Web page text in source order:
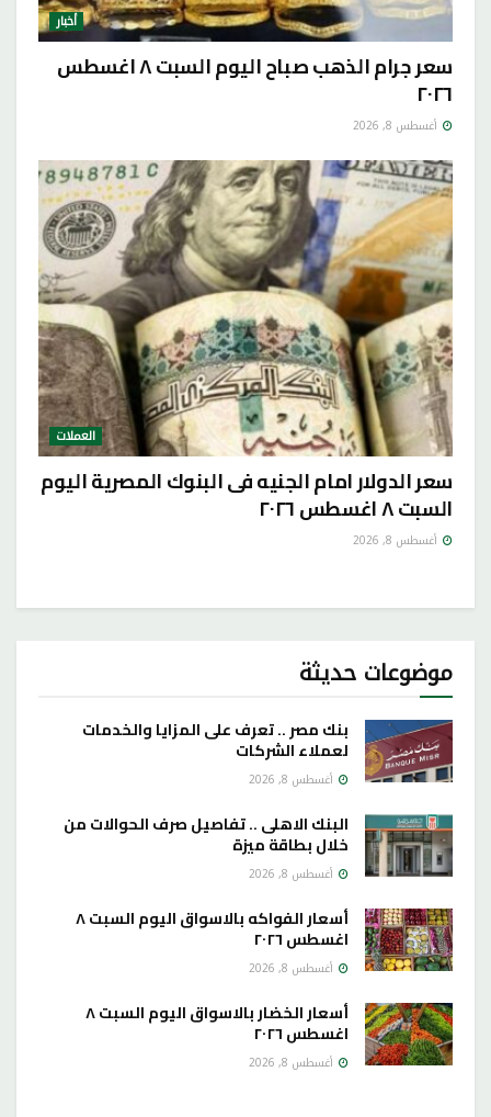
أخبار
سعر جرام الذهب صباح اليوم السبت ٨ اغسطس
٢٠٢٦
أغسطس 8, 2026
العملات
سعر الدولار امام الجنيه فى البنوك المصرية اليوم
السبت ٨ اغسطس ٢٠٢٦
أغسطس 8, 2026
موضوعات حديثة
بنك مصر .. تعرف على المزايا والخدمات
لعملاء الشركات
أغسطس 8, 2026
البنك الاهلى .. تفاصيل صرف الحوالات من
خلال بطاقة ميزة
أغسطس 8, 2026
أسعار الفواكه بالاسواق اليوم السبت ٨
اغسطس ٢٠٢٦
أغسطس 8, 2026
أسعار الخضار بالاسواق اليوم السبت ٨
اغسطس ٢٠٢٦
أغسطس 8, 2026